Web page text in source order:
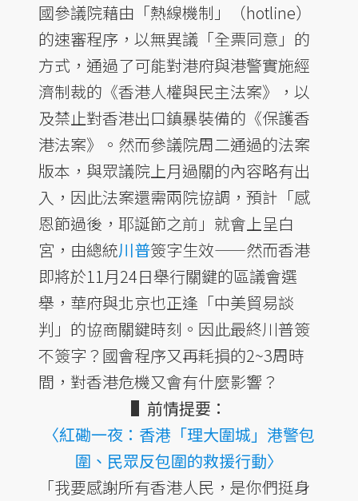
國參議院藉由「熱線機制」（hotline）
的速審程序，以無異議「全票同意」的
方式，通過了可能對港府與港警實施經
濟制裁的《香港人權與民主法案》，以
及禁止對香港出口鎮暴裝備的《保護香
港法案》。然而參議院周二通過的法案
版本，與眾議院上月過關的內容略有出
入，因此法案還需兩院協調，預計「感
恩節過後，耶誕節之前」就會上呈白
宮，由總統川普簽字生效——然而香港
即將於11月24日舉行關鍵的區議會選
舉，華府與北京也正逢「中美貿易談
判」的協商關鍵時刻。因此最終川普簽
不簽字？國會程序又再耗損的2~3周時
間，對香港危機又會有什麼影響？
▌前情提要：
〈紅磡一夜：香港「理大圍城」港警包
圍、民眾反包圍的救援行動〉
「我要感謝所有香港人民，是你們挺身